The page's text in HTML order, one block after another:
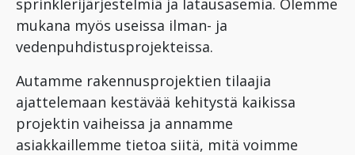
mukana myös useissa ilman- ja
vedenpuhdistusprojekteissa.
Autamme rakennusprojektien tilaajia
ajattelemaan kestävää kehitystä kaikissa
projektin vaiheissa ja annamme
asiakkaillemme tietoa siitä, mitä voimme